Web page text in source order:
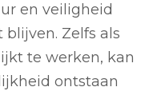
en veiligheid
Zelfs als
te werken, kan
ontstaan